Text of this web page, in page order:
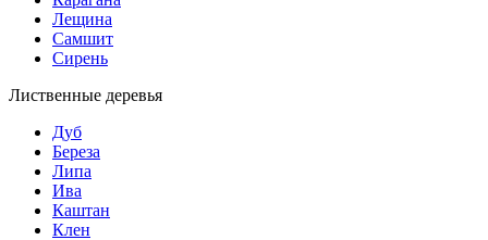
Лещина
Самшит
Сирень
Лиственные деревья
Дуб
Береза
Липа
Ива
Каштан
Клен